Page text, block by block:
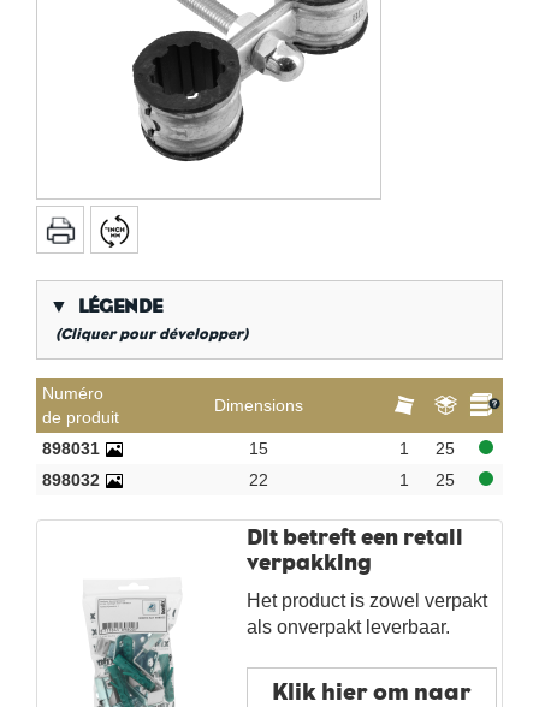
▼ LÉGENDE
(Cliquer pour développer)
*
**
Long filetage interne gaz
KVBG
De Koninklijke Vereniging van Belgische
Gasvaklieden
G
Gastec QA
chrome poli
Par sac
Par boîte
Numéro
de produit
Dimensions
898031 15 1
25
898032
22 1 25
Dit betreft een retail
verpakking
Het product is zowel verpakt
als onverpakt leverbaar.
Klik hier om naar